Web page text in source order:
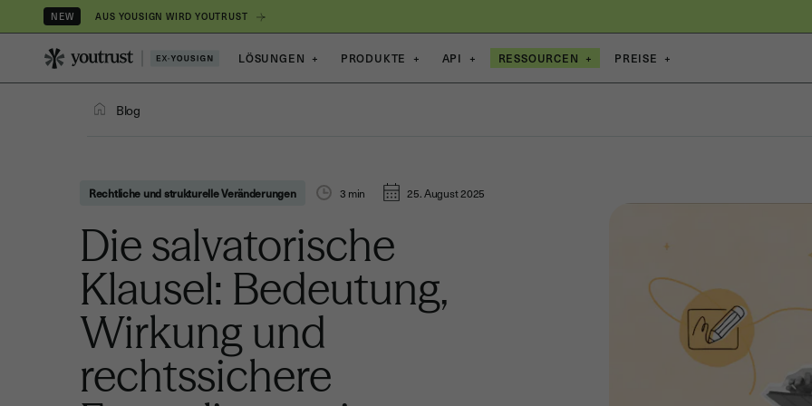
NEW AUS YOUSIGN WIRD YOUTRUST
LÖSUNGEN + PRODUKTE + API + RESSOURCEN + PREISE +
Blog
Rechtliche und strukturelle Veränderungen 3 min 25. August 2025
Die salvatorische
Klausel: Bedeutung,
Wirkung und
rechtssichere